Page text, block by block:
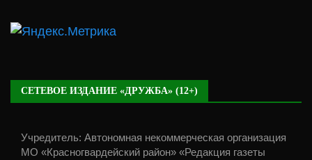
СЕТЕВОЕ ИЗДАНИЕ «ДРУЖБА» (12+)
Учредитель: Автономная некоммерческая организация
МО «Красногвардейский район» «Редакция газеты